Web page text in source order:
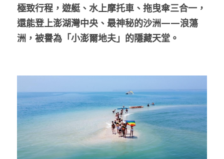
極致行程，遊艇、水上摩托車、拖曳傘三合一，
還能登上澎湖灣中央、最神秘的沙洲——浪蕩
洲 ，被譽為「小澎爾地夫」的隱藏天堂。